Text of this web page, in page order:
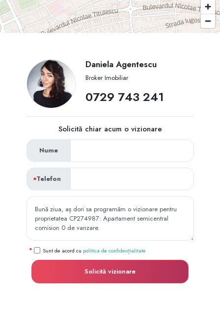
Daniela Agentescu
Broker Imobiliar
0729 743 241
Solicită chiar acum o vizionare
Nume
Telefon
Sunt de acord cu politica de confidențialitate
Solicită vizionare